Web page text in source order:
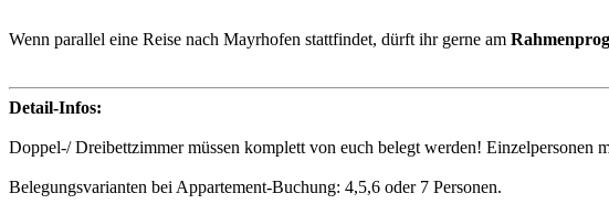
Wenn parallel eine Reise nach Mayrhofen stattfindet, dürft ihr gerne am
Detail-Infos:
Doppel-/ Dreibettzimmer müssen komplett von euch belegt werden! Einzelpersonen
Belegungsvarianten bei Appartement-Buchung: 4,5,6 oder 7 Personen.